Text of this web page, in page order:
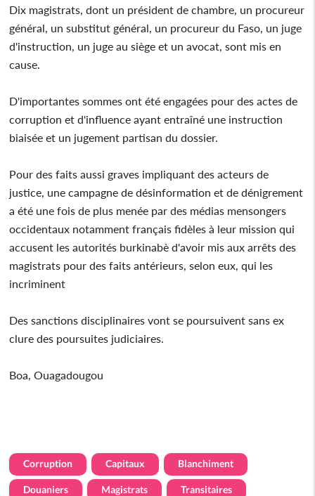
Dix magistrats, dont un président de chambre, un procureur
général, un substitut général, un procureur du Faso, un juge
d'instruction, un juge au siège et un avocat, sont mis en
cause.
D'importantes sommes ont été engagées pour des actes de
corruption et d'influence ayant entraîné une instruction
biaisée et un jugement partisan du dossier.
Pour des faits aussi graves impliquant des acteurs de
justice, une campagne de désinformation et de dénigrement
a été une fois de plus menée par des médias mensongers
occidentaux notamment français fidèles à leur mission qui
accusent les autorités burkinabè d'avoir mis aux arrêts des
magistrats pour des faits antérieurs, selon eux, qui les
incriminent
Des sanctions disciplinaires vont se poursuivent sans ex
clure des poursuites judiciaires.
Boa, Ouagadougou
Corruption Capitaux Blanchiment
Douaniers Magistrats Transitaires